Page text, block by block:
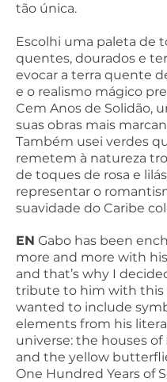
tão única.
Escolhi uma paleta de
quentes, dourados e
evocar a terra quente
e o realismo mágico
Cem Anos de Solidão,
suas obras mais
Também usei verdes
remetem à natureza
de toques de rosa e
representar o
suavidade do Caribe
EN Gabo has been
more and more with
and that’s why I
tribute to him with this
wanted to include
elements from his
universe: the houses of
and the yellow
One Hundred Years of